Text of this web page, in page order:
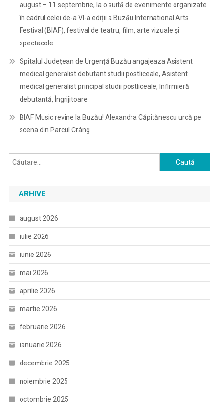
august – 11 septembrie, la o suită de evenimente organizate
în cadrul celei de-a VI-a ediții a Buzău International Arts
Festival (BIAF), festival de teatru, film, arte vizuale și
spectacole
Spitalul Județean de Urgență Buzău angajeaza Asistent
medical generalist debutant studii postliceale, Asistent
medical generalist principal studii postliceale, Infirmieră
debutantă, Îngrijitoare
BIAF Music revine la Buzău! Alexandra Căpitănescu urcă pe
scena din Parcul Crâng
Caută
după:
ARHIVE
august 2026
iulie 2026
iunie 2026
mai 2026
aprilie 2026
martie 2026
februarie 2026
ianuarie 2026
decembrie 2025
noiembrie 2025
octombrie 2025